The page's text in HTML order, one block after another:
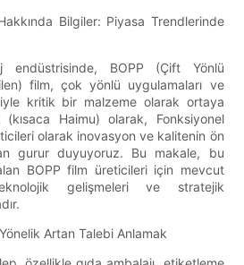
Bilgiler: Piyasa Trendlerinde
endüstrisinde, BOPP (Çift Yönlü
film, çok yönlü uygulamaları ve
kritik bir malzeme olarak ortaya
(kısaca Haimu) olarak, Fonksiyonel
olarak inovasyon ve kalitenin ön
gurur duyuyoruz. Bu makale, bu
BOPP film üreticileri için mevcut
gelişmeleri ve stratejik
Artan Talebi Anlamak